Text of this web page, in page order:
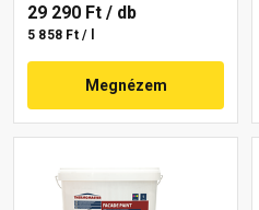
29 290 Ft / db
5 858 Ft / l
Megnézem